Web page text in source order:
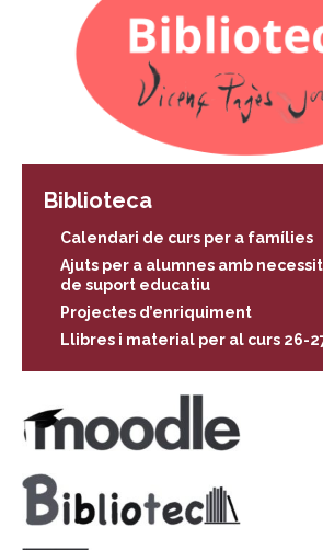
Biblioteca
Calendari de curs per a famílies
Ajuts per a alumnes amb
de suport educatiu
Projectes d’enriquiment
Llibres i material per al curs 26-